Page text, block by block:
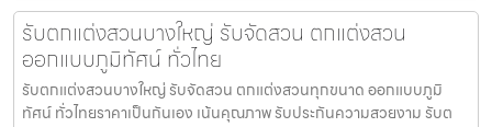
รับตกแต่งสวนบางใหญ่ รับจัดสวน ตกแต่งสวน
ออกแบบภูมิทัศน์ ทั่วไทย
รับตกแต่งสวนบางใหญ่ รับจัดสวน ตกแต่งสวนทุกขนาด ออกแบบภูมิ
ทัศน์ ทั่วไทยราคาเป็นกันเอง เน้นคุณภาพ รับประกันความสวยงาม รับต